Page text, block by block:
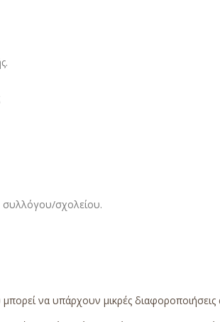
συλλόγου/σχολείου.
να υπάρχουν μικρές